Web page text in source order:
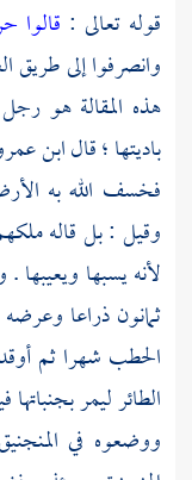
قوله تعالى : قالوا
وانصرفوا إلى طريق
هذه المقالة هو
باديتها ؛ قالابن
فخسف الله به
وقيل : بل قاله
لأنه يسبها
ثمانون ذراعا
الحطب شهرا ثم
الطائر ليمر
ووضعوه في